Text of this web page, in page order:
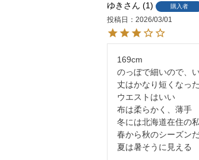
ゆき 1 購入者
投稿日
2026/03/01
169cm
のっぼで細いので、
丈はかなり短くなった
ウエストはいい
布は柔らかく、薄手
冬には北海道在住の
春から秋のシーズン
夏は暑そうに見える